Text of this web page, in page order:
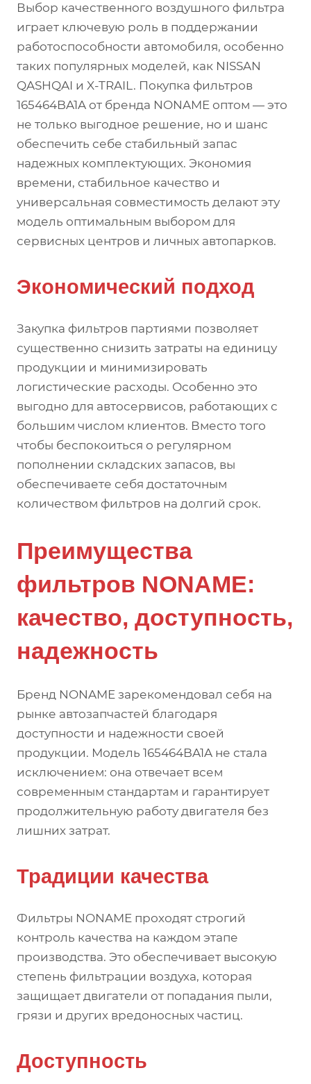
Выбор качественного воздушного фильтра
играет ключевую роль в поддержании
работоспособности автомобиля, особенно
таких популярных моделей, как NISSAN
QASHQAI и X-TRAIL. Покупка фильтров
165464BA1A от бренда NONAME оптом — это
не только выгодное решение, но и шанс
обеспечить себе стабильный запас
надежных комплектующих. Экономия
времени, стабильное качество и
универсальная совместимость делают эту
модель оптимальным выбором для
сервисных центров и личных автопарков.
Экономический подход
Закупка фильтров партиями позволяет
существенно снизить затраты на единицу
продукции и минимизировать
логистические расходы. Особенно это
выгодно для автосервисов, работающих с
большим числом клиентов. Вместо того
чтобы беспокоиться о регулярном
пополнении складских запасов, вы
обеспечиваете себя достаточным
количеством фильтров на долгий срок.
Преимущества
фильтров NONAME:
качество, доступность,
надежность
Бренд NONAME зарекомендовал себя на
рынке автозапчастей благодаря
доступности и надежности своей
продукции. Модель 165464BA1A не стала
исключением: она отвечает всем
современным стандартам и гарантирует
продолжительную работу двигателя без
лишних затрат.
Традиции качества
Фильтры NONAME проходят строгий
контроль качества на каждом этапе
производства. Это обеспечивает высокую
степень фильтрации воздуха, которая
защищает двигатели от попадания пыли,
грязи и других вредоносных частиц.
Доступность